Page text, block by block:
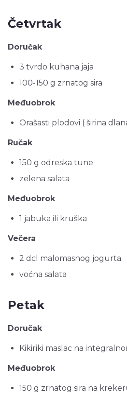
Četvrtak
Doručak
3 tvrdo kuhana jaja
100-150 g zrnatog sira
Međuobrok
Orašasti plodovi ( širina
Ručak
150 g odreska tune
zelena salata
Međuobrok
1 jabuka ili kruška
Večera
2 dcl malomasnog jogurta
voćna salata
Petak
Doručak
Kikiriki maslac na
Međuobrok
150 g zrnatog sira na